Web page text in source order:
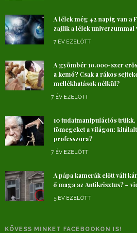
A lélek még 42 napig van a
zajlik a lélek univerzummal
7 ÉV EZELŐTT
A gyömbér 10.000-szer
a kemó? Csak a rákos
mellékhatások nélkül?
7 ÉV EZELŐTT
10 tudatmanipulációs
tömegeket a világon:
professzora?
7 ÉV EZELŐTT
A pápa kamerák előtt vált
ő maga az Antikrisztus? –
5 ÉV EZELŐTT
KÖVESS MINKET FACEBOOKON IS!